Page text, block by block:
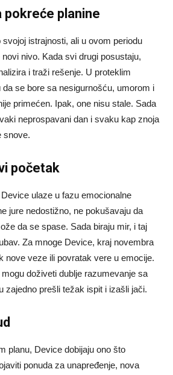
planine
istrajnosti, ali u ovom periodu
nivo. Kada svi drugi posustaju,
i traži rešenje. U proteklim
se bore sa nesigurnošću, umorom i
primećen. Ipak, one nisu stale. Sada
neprospavani dan i svaku kap znoja
snove.
početak
ulaze u fazu emocionalne
jure nedostižno, ne pokušavaju da
da se spase. Sada biraju mir, i taj
Za mnoge Device, kraj novembra
nove veze ili povratak vere u emocije.
doživeti dublje razumevanje sa
zajedno prešli težak ispit i izašli jači.
planu, Device dobijaju ono što
ponuda za unapređenje, nova